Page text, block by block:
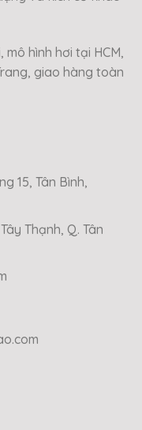
hình hơi tại HCM,
giao hàng toàn
15, Tân Bình,
Thạnh, Q. Tân